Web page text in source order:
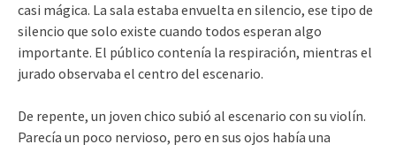
casi mágica. La sala estaba envuelta en silencio, ese tipo de
silencio que solo existe cuando todos esperan algo
importante. El público contenía la respiración, mientras el
jurado observaba el centro del escenario.
De repente, un joven chico subió al escenario con su violín.
Parecía un poco nervioso, pero en sus ojos había una